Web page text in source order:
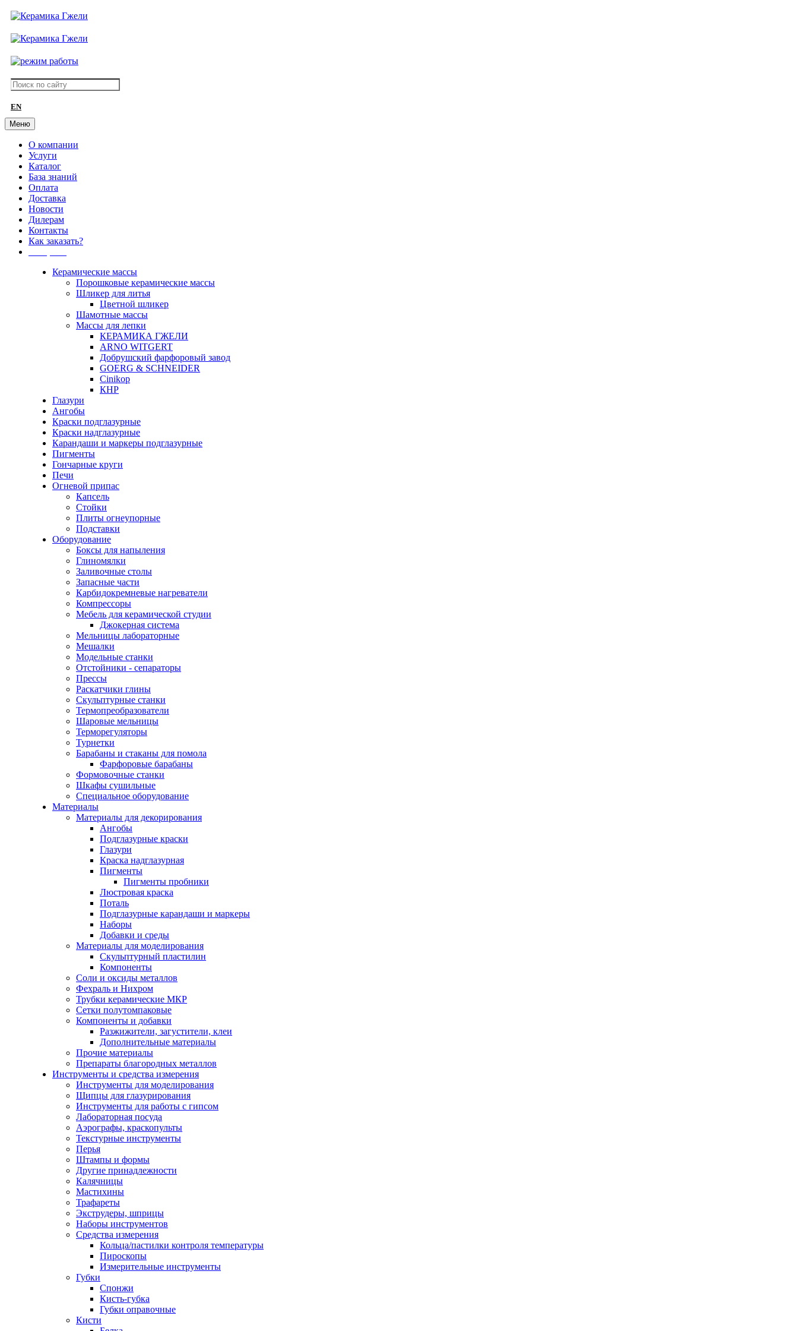
EN
Меню
О компании
Услуги
Каталог
База знаний
Оплата
Доставка
Новости
Дилерам
Контакты
Как заказать?
Керамические массы
Порошковые керамические массы
Шликер для литья
Цветной шликер
Шамотные массы
Массы для лепки
КЕРАМИКА ГЖЕЛИ
ARNO WITGERT
Добрушский фарфоровый завод
GOERG & SCHNEIDER
Cinikop
КНР
Глазури
Ангобы
Краски подглазурные
Краски надглазурные
Карандаши и маркеры подглазурные
Пигменты
Гончарные круги
Печи
Огневой припас
Капсель
Стойки
Плиты огнеупорные
Подставки
Оборудование
Боксы для напыления
Глиномялки
Заливочные столы
Запасные части
Карбидокремневые нагреватели
Компрессоры
Мебель для керамической студии
Джокерная система
Мельницы лабораторные
Мешалки
Модельные станки
Отстойники - сепараторы
Прессы
Раскатчики глины
Скульптурные станки
Термопреобразователи
Шаровые мельницы
Терморегуляторы
Турнетки
Барабаны и стаканы для помола
Фарфоровые барабаны
Формовочные станки
Шкафы сушильные
Специальное оборудование
Материалы
Материалы для декорирования
Ангобы
Подглазурные краски
Глазури
Краска надглазурная
Пигменты
Пигменты пробники
Люстровая краска
Поталь
Подглазурные карандаши и маркеры
Наборы
Добавки и среды
Материалы для моделирования
Скульптурный пластилин
Компоненты
Соли и оксиды металлов
Фехраль и Нихром
Трубки керамические МКР
Сетки полутомпаковые
Компоненты и добавки
Разжижители, загустители, клеи
Дополнительные материалы
Прочие материалы
Препараты благородных металлов
Инструменты и средства измерения
Инструменты для моделирования
Щипцы для глазурирования
Инструменты для работы с гипсом
Лабораторная посуда
Аэрографы, краскопульты
Текстурные инструменты
Перья
Штампы и формы
Другие принадлежности
Калячницы
Мастихины
Трафареты
Экструдеры, шприцы
Наборы инструментов
Средства измерения
Кольца/пастилки контроля температуры
Пироскопы
Измерительные инструменты
Губки
Спонжи
Кисть-губка
Губки оправочные
Кисти